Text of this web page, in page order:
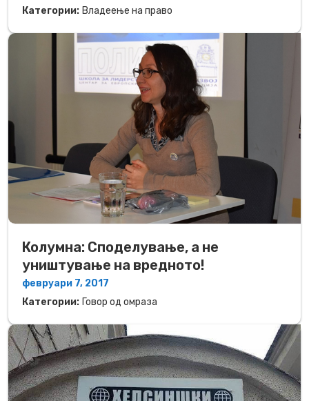
Категории: Владеење на право
Колумна: Споделување, а не
уништување на вредното!
февруари 7, 2017
Категории: Говор од омраза